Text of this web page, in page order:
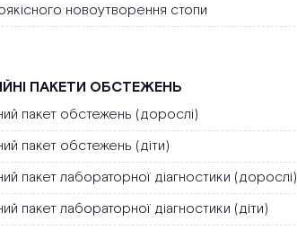
новоутворення стопи
ПАКЕТИ ОБСТЕЖЕНЬ
пакет обстежень (дорослі)
пакет обстежень (діти)
пакет лабораторної діагностики (дорослі)
пакет лабораторної діагностики (діти)